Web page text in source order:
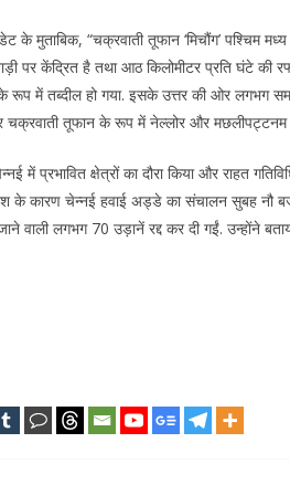
के मुताबिक, “चक्रवाती तूफान ‘मिचौंग’
पर केंद्रित है तथा आठ किलोमीटर प्रति घंटे की
रूप में तब्दील हो गया. इसके उत्तर की ओर लगभग
चक्रवाती तूफान के रूप में नेल्लोर और
प्रभावित क्षेत्रों का दौरा किया और राहत
के कारण चेन्नई हवाई अड्डे का संचालन सुबह
लगभग 70 उड़ानें रद्द कर दी गईं. उन्होंने